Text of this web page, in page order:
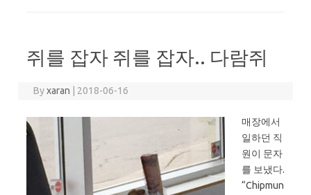
쥐를 잡자 쥐를 잡자.. 다람쥐
Byxaran 2018-06-16
매장에서
일하던 직
원이 문자
를 보냈다.
“Chipmun